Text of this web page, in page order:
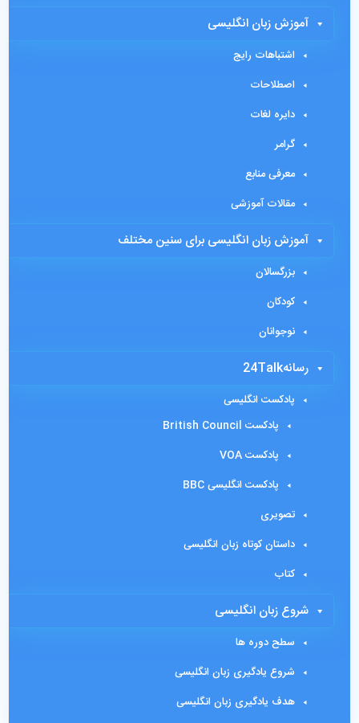
آموزش زبان انگلیسی
اشتباهات رایج
اصطلاحات
دایره لغات
گرامر
معرفی منابع
مقالات آموزشی
آموزش زبان انگلیسی برای سنین مختلف
بزرگسالان
کودکان
نوجوانان
رسانه24Talk
پادکست انگلیسی
پادکست British Council
پادکست VOA
پادکست انگلیسی BBC
تصویری
داستان کوتاه زبان انگلیسی
کتاب
شروع زبان انگلیسی
سطح دوره ها
شروع یادگیری زبان انگلیسی
هدف یادگیری زبان انگلیسی